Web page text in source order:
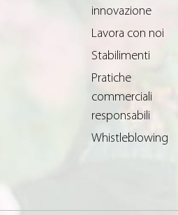
innovazione
Lavora con noi
Stabilimenti
Pratiche
commerciali
responsabili
Whistleblowing